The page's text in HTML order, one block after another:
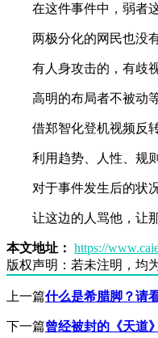
在这件事件中，弱者
两极分化的网民也没
有人身攻击的，有歧
高明的布局者不被动
借郑智化登机视频反
利用趋势、人性、规
对于事件发生后的状
让这边的人骂他，
本文地址： https://
版权声明： 若未注明，均
上一篇什么是希腊脚？请
下一篇曾经被封的《天道